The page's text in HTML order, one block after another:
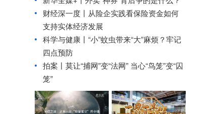
财经深一度丨从险企实践看保险资金如何
支持实体经济发展
科学与健康丨“小”蚊虫带来“大”麻烦？牢记
四点预防
拍案丨莫让“捕网”变“法网” 当心“鸟笼”变“囚
笼”